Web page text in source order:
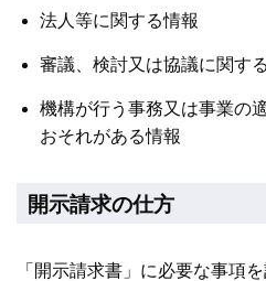
法人等に関する情報
審議、検討又は協議に関す
機構が行う事務又は事業の
おそれがある情報
開示請求の仕方
「開示請求書」に必要な事項